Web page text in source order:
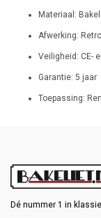
Materiaal:
Afwerking:
Veiligheid: CE-
Garantie: 5 jaar
Toepassing:
Dé nummer 1 in